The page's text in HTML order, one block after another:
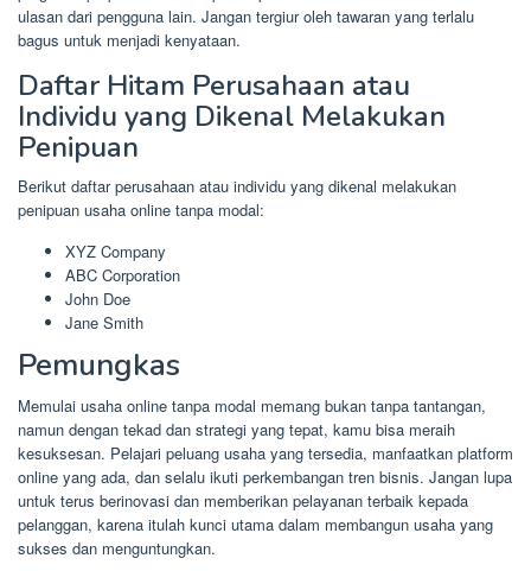
ulasan dari pengguna lain. Jangan tergiur oleh tawaran yang terlalu
bagus untuk menjadi kenyataan.
Daftar Hitam Perusahaan atau
Individu yang Dikenal Melakukan
Penipuan
Berikut daftar perusahaan atau individu yang dikenal melakukan
penipuan usaha online tanpa modal:
XYZ Company
ABC Corporation
John Doe
Jane Smith
Pemungkas
Memulai usaha online tanpa modal memang bukan tanpa tantangan,
namun dengan tekad dan strategi yang tepat, kamu bisa meraih
kesuksesan. Pelajari peluang usaha yang tersedia, manfaatkan platform
online yang ada, dan selalu ikuti perkembangan tren bisnis. Jangan lupa
untuk terus berinovasi dan memberikan pelayanan terbaik kepada
pelanggan, karena itulah kunci utama dalam membangun usaha yang
sukses dan menguntungkan.